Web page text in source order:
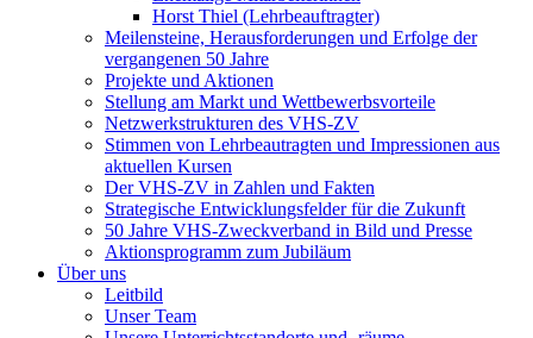
Horst Thiel (Lehrbeauftragter)
Meilensteine, Herausforderungen und Erfolge der
vergangenen 50 Jahre
Projekte und Aktionen
Stellung am Markt und Wettbewerbsvorteile
Netzwerkstrukturen des VHS-ZV
Stimmen von Lehrbeautragten und Impressionen aus
aktuellen Kursen
Der VHS-ZV in Zahlen und Fakten
Strategische Entwicklungsfelder für die Zukunft
50 Jahre VHS-Zweckverband in Bild und Presse
Aktionsprogramm zum Jubiläum
Über uns
Leitbild
Unser Team